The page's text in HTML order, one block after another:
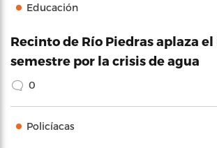
Educación
Recinto de Río Piedras aplaza
semestre por la crisis de agua
0
Policíacas